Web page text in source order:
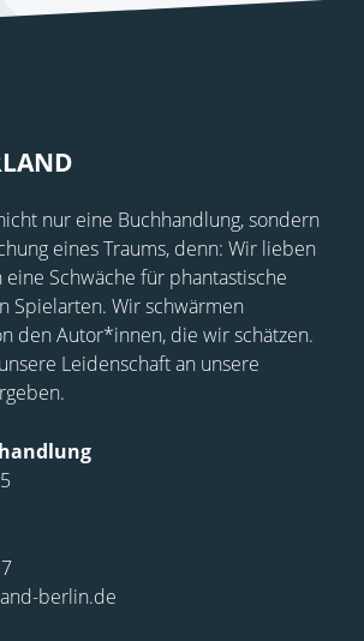
nur eine Buchhandlung, sondern
eines Traums, denn: Wir lieben
Schwäche für phantastische
Spielarten. Wir schwärmen
den Autor*innen, die wir schätzen.
Leidenschaft an unsere
berlin.de